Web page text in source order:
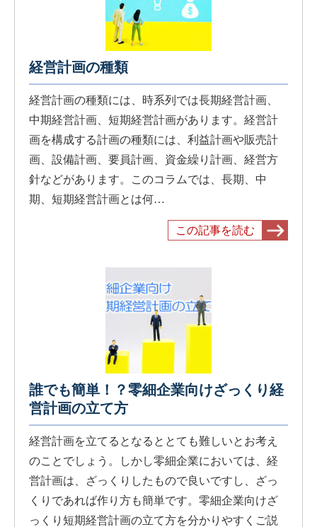
経営計画の種類
経営計画の種類には、時系列では長期経営計画、
中期経営計画、短期経営計画があります。経営計
画を構成する計画の種類には、利益計画や販売計
画、設備計画、要員計画、資金繰り計画、経営方
針などがあります。このコラムでは、長期、中
期、短期経営計画とは何…
この記事を読む
誰でも簡単！？零細企業向けざっくり経
営計画の立て方
経営計画を立てるとなるととても難しいとお考え
のことでしょう。しかし零細企業においては、経
営計画は、ざっくりしたもので良いですし、ざっ
くりであれば作り方も簡単です。零細企業向けざ
っくり短期経営計画の立て方を分かりやすくご説